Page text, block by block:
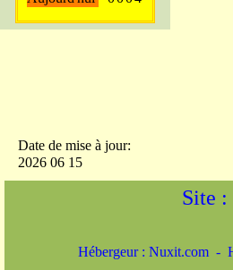
Site :
Hébergeur : Nuxit.com -
Date de mise à jour:
2026 06 15